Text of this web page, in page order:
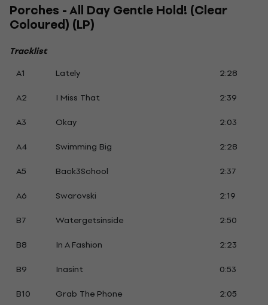
Porches - All Day Gentle Hold! (Clear
Coloured) (LP)
Tracklist
A1
Lately
2:28
A2
I Miss That
2:39
A3
Okay
2:03
A4
Swimming Big
2:28
A5
Back3School
2:37
A6
Swarovski
2:19
B7
Watergetsinside
2:50
B8
In A Fashion
2:23
B9
Inasint
0:53
B10
Grab The Phone 2:05